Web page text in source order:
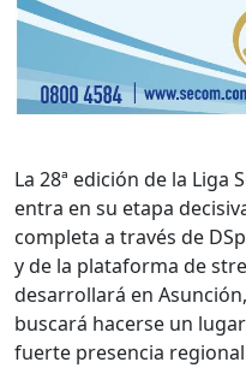
La 28ª edición de la Liga
entra en su etapa
completa a través de
y de la plataforma de
desarrollará en
buscará hacerse un
fuerte presencia